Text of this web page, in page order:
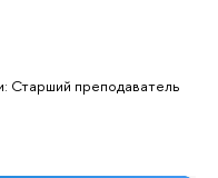
Старший преподаватель